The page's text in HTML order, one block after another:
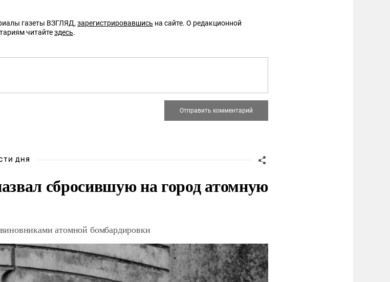
газеты ВЗГЛЯД, зарегистрировавшись на сайте. О редакционной
читайтездесь.
ДНЯ
сбросившую на город атомную
атомной бомбардировки